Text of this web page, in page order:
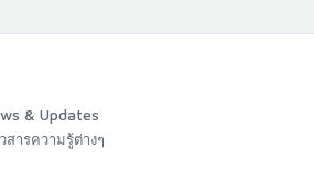
& Updates
สารความรู้ต่างๆ